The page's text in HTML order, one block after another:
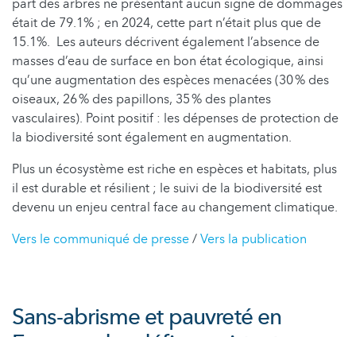
part des arbres ne présentant aucun signe de dommages
était de 79.1% ; en 2024, cette part n’était plus que de
15.1%. Les auteurs décrivent également l’absence de
masses d’eau de surface en bon état écologique, ainsi
qu’une augmentation des espèces menacées (30 % des
oiseaux, 26 % des papillons, 35 % des plantes
vasculaires). Point positif : les dépenses de protection de
la biodiversité sont également en augmentation.
Plus un écosystème est riche en espèces et habitats, plus
il est durable et résilient ; le suivi de la biodiversité est
devenu un enjeu central face au changement climatique.
Vers le communiqué de presse/Vers la publication
Sans-abrisme et pauvreté en